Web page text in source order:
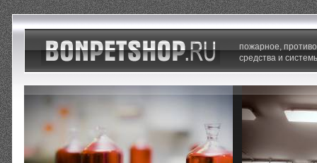
пожарное,
средства и